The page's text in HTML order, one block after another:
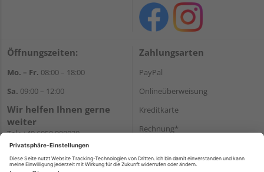
Öffnungszeiten:
Mo. – Fr. 08:00 – 18:00
Sa. 09:00 – 12:00
Wir helfen Ihnen gerne
weiter
Tel.:+49 6050 908030
E-Mail:shop@holzland-
linkundbecker.de
Zahlungsarten
PayPal
Onlineüberweisung
Kreditkarte
Rechnung*
Versand